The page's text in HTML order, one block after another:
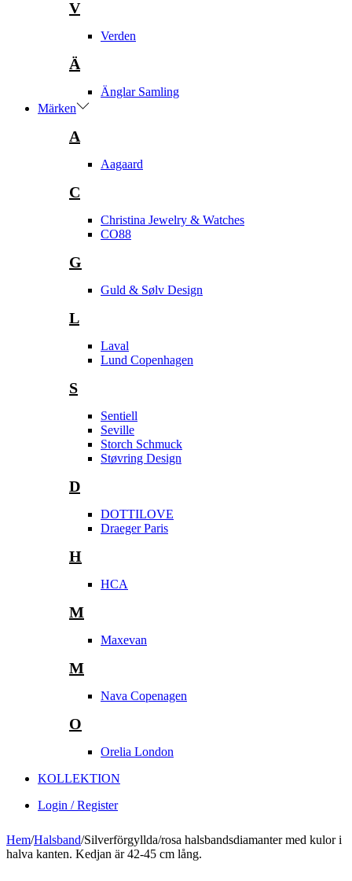
V
Verden
Ä
Änglar Samling
Märken
A
Aagaard
C
Christina Jewelry & Watches
CO88
G
Guld & Sølv Design
L
Laval
Lund Copenhagen
S
Sentiell
Seville
Storch Schmuck
Støvring Design
D
DOTTILOVE
Draeger Paris
H
HCA
M
Maxevan
M
Nava Copenagen
O
Orelia London
KOLLEKTION
Login / Register
Hem/Halsband/Silverförgyllda/rosa halsbandsdiamanter med kulor i
halva kanten. Kedjan är 42-45 cm lång.